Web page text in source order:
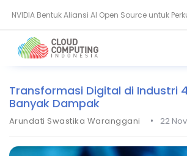
NVIDIA Bentuk Aliansi AI Open Source untuk
Thales: AI dan Quantum Ubah Standar
Transformasi Digital di Industri
Banyak Dampak
Arundati Swastika Waranggani • 22 Nov